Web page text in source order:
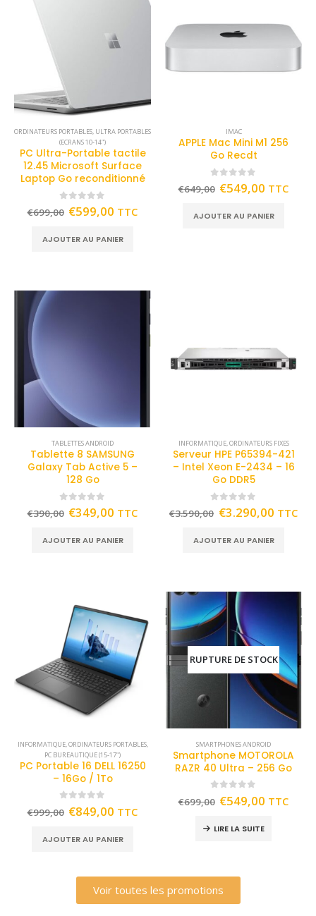
ORDINATEURS PORTABLES, ULTRA PORTABLES
(ECRANS 10-14")
PC Ultra-Portable tactile
12.45 Microsoft Surface
Laptop Go reconditionné
out of 5
€699,00 €599,00 TTC
AJOUTER AU PANIER
IMAC
APPLE Mac Mini M1 256
Go Recdt
out of 5
€649,00 €549,00 TTC
AJOUTER AU PANIER
TABLETTES ANDROID
Tablette 8 SAMSUNG
Galaxy Tab Active 5 –
128 Go
out of 5
€390,00 €349,00 TTC
AJOUTER AU PANIER
INFORMATIQUE,ORDINATEURS FIXES
Serveur HPE P65394-421
– Intel Xeon E-2434 – 16
Go DDR5
out of 5
€3.590,00 €3.290,00 TTC
AJOUTER AU PANIER
INFORMATIQUE,ORDINATEURS PORTABLES,
PC BUREAUTIQUE (15-17")
PC Portable 16 DELL 16250
– 16Go / 1To
out of 5
€999,00 €849,00 TTC
AJOUTER AU PANIER
RUPTURE DE STOCK
SMARTPHONES ANDROID
Smartphone MOTOROLA
RAZR 40 Ultra – 256 Go
out of 5
€699,00 €549,00 TTC
LIRE LA SUITE
Voir toutes les promotions